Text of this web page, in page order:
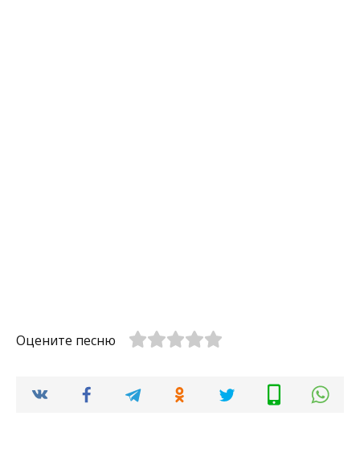
Оцените песню